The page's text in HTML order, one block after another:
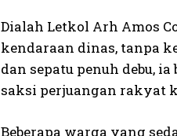
Dialah Letkol Arh Amos
kendaraan dinas, tanpa
dan sepatu penuh debu,
saksi perjuangan rakyat
Beberapa warga yang